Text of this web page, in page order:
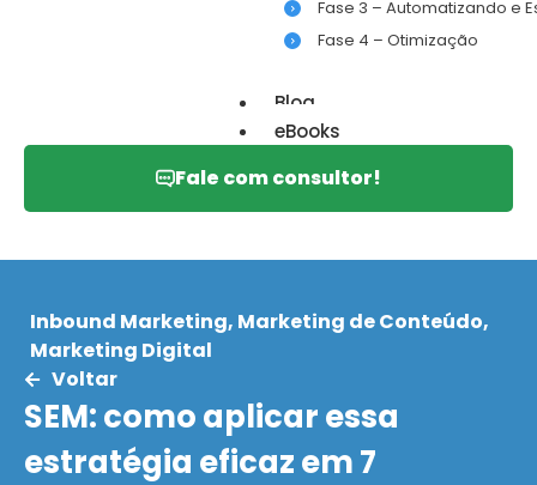
Fase 3 – Automatizando e
Fase 4 – Otimização
Blog
eBooks
Fale com consultor!
Inbound Marketing, Marketing de Conteúdo,
Marketing Digital
Voltar
SEM: como aplicar essa
estratégia eficaz em 7